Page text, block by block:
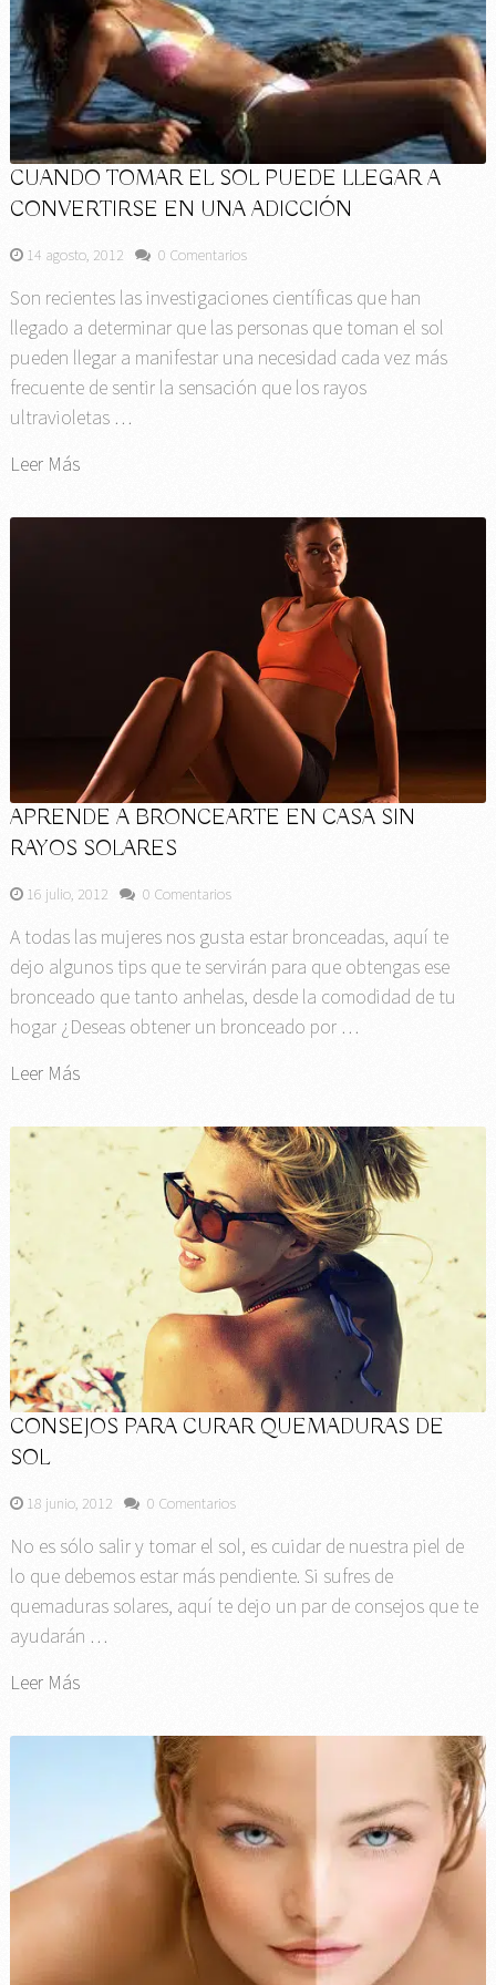
CUANDO TOMAR EL SOL PUEDE LLEGAR A
CONVERTIRSE EN UNA ADICCIÓN
14 agosto, 2012 0 Comentarios
Son recientes las investigaciones científicas que han
llegado a determinar que las personas que toman el sol
pueden llegar a manifestar una necesidad cada vez más
frecuente de sentir la sensación que los rayos
ultravioletas …
Leer Más
APRENDE A BRONCEARTE EN CASA SIN
RAYOS SOLARES
16 julio, 2012 0 Comentarios
A todas las mujeres nos gusta estar bronceadas, aquí te
dejo algunos tips que te servirán para que obtengas ese
bronceado que tanto anhelas, desde la comodidad de tu
hogar ¿Deseas obtener un bronceado por …
Leer Más
CONSEJOS PARA CURAR QUEMADURAS DE
SOL
18 junio, 2012 0 Comentarios
No es sólo salir y tomar el sol, es cuidar de nuestra piel de
lo que debemos estar más pendiente. Si sufres de
quemaduras solares, aquí te dejo un par de consejos que te
ayudarán …
Leer Más